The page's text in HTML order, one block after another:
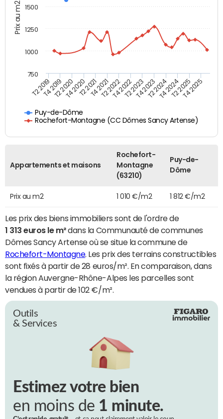
Prix au m2
Puy-de-Dôme
Rochefort-Montagne (CC Dômes Sancy Artense)
T2 2019T4 2019T2 2020T4 2020T2 2021T4 2021T2 2022T4 2022T2 2023T4 2023T2 2024T4 2024T2 2025T4 2025
750
1000
1250
1500
Appartements et maisons
Rochefort-
Montagne
(63210)
Puy-de-
Dôme
Prix au m2 1 010 €/m2 1 812 €/m2
Les prix des biens immobiliers sont de l'ordre de
1 313 euros le m²dans la Communauté de communes
Dômes Sancy Artense où se situe la commune de
Rochefort-Montagne. Les prix des terrains constructibles
sont fixés à partir de 28 euros/m². En comparaison, dans
la région Auvergne-Rhône-Alpes les parcelles sont
vendues à partir de 102 €/m².
Outils
& Services
Estimez votre bien
en moins de 1 minute.